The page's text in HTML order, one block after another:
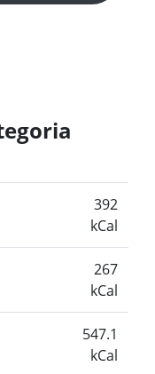
392
kCal
267
kCal
547.1
kCal